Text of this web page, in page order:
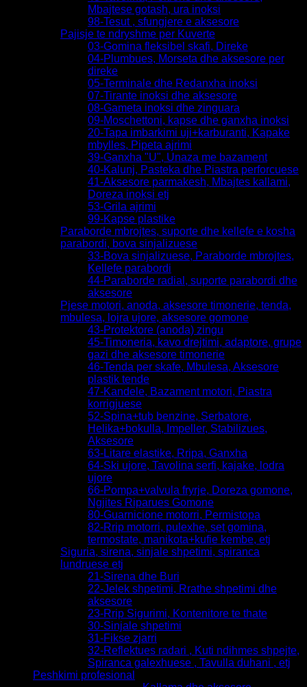
Mbajtese gotash, ura inoksi
98-Tesut , sfungjere e aksesore
Pajisje te ndryshme per Kuverte
03-Gomina fleksibel skafi, Direke
04-Plumbues, Morseta dhe aksesore per
direke
05-Terminale dhe Redanxha inoksi
07-Tirante inoksi dhe aksesore
08-Gameta inoksi dhe zinguara
09-Moschettoni, kapse dhe ganxha inoksi
20-Tapa imbarkimi uji+karburanti, Kapake
mbylles, Pipeta ajrimi
39-Ganxha "U", Unaza me bazament
40-Kalunj, Pasteka dhe Piastra perforcuese
41-Aksesore parmakesh, Mbajtes kallami,
Doreza inoksi etj
53-Grila ajrimi
99-Kapse plastike
Paraborde mbrojtes, suporte dhe kellefe e kosha
parabordi, bova sinjalizuese
33-Bova sinjalizuese, Paraborde mbrojtes,
Kellefe parabordi
44-Paraborde radial, suporte parabordi dhe
aksesore
Pjese motori, anoda, aksesore timonerie, tenda,
mbulesa, lojra ujore, aksesore gomone
43-Protektore (anoda) zingu
45-Timoneria, kavo drejtimi, adaptore, grupe
gazi dhe aksesore timonerie
46-Tenda per skafe, Mbulesa, Aksesore
plastik tende
47-Kandele, Bazament motori, Piastra
korrigjuese
52-Spina+tub benzine, Serbatore,
Helika+bokulla, Impeller, Stabilizues,
Aksesore
63-Litare elastike, Rripa, Ganxha
64-Ski ujore, Tavolina serfi, kajake, lodra
ujore
66-Pompa+valvula fryrje, Doreza gomone,
Ngjites Riparues Gomone
80-Guarnicione motorri, Permistopa
82-Rrip motorri, pulexhe, set gomina,
termostate, manikota+kufie kembe, etj
Siguria, sirena, sinjale shpetimi, spiranca
lundruese etj
21-Sirena dhe Buri
22-Jelek shpetimi, Rrathe shpetimi dhe
aksesore
23-Rrip Sigurimi, Kontenitore te thate
30-Sinjale shpetimi
31-Fikse zjarri
32-Reflektues radari , Kuti ndihmes shpejte,
Spiranca galexhuese , Tavulla duhani , etj
Peshkimi profesional